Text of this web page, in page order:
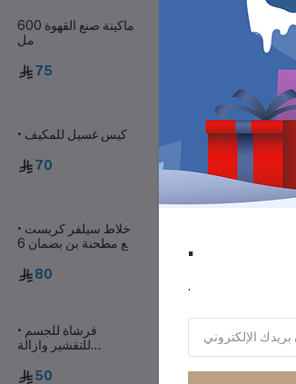
ماكينة صنع القهوة 600
مل
75
• كيس غسيل للمكيف
70
• خلاط سيلفر كريست
مع مطحنة بن بضمان 6
80
• فرشاة للجسم
للتقشير وازالة
50
.
.